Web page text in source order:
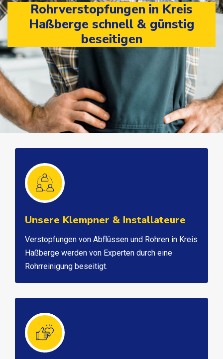
Rohrverstopfungen in Kreis
Haßberge schnell & günstig
beseitigen
Unsere Klempner & Installateure
Verstopfungen von Abflüssen und Rohren in Kreis
Haßberge werden von Experten durch eine
Rohrreinigung beseitigt.